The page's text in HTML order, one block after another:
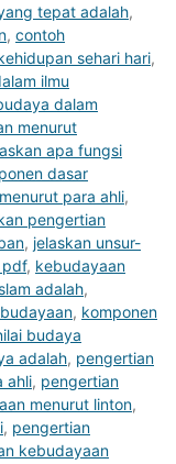
tepat adalah,
, contoh
sehari hari,
ilmu
dalam
menurut
apa fungsi
dasar
para ahli,
pengertian
, jelaskan unsur-
pdf, kebudayaan
adalah,
, komponen
budaya
adalah, pengertian
ahli, pengertian
menurut linton,
, pengertian
kebudayaan